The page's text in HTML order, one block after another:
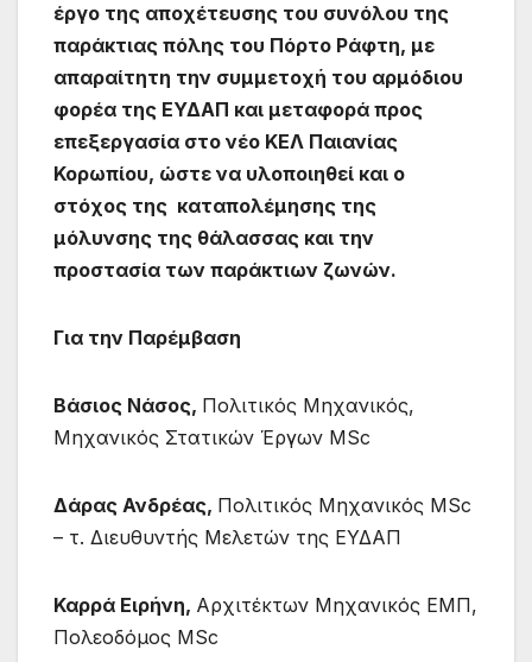
έργο της αποχέτευσης του συνόλου της
παράκτιας πόλης του Πόρτο Ράφτη, με
απαραίτητη την συμμετοχή του αρμόδιου
φορέα της ΕΥΔΑΠ και μεταφορά προς
επεξεργασία στο νέο ΚΕΛ Παιανίας
Κορωπίου, ώστε να υλοποιηθεί και ο
στόχος της καταπολέμησης της
μόλυνσης της θάλασσας και την
προστασία των παράκτιων ζωνών.
Για την Παρέμβαση
Βάσιος Νάσος, Πολιτικός Μηχανικός,
Μηχανικός Στατικών Έργων MSc
Δάρας Ανδρέας, Πολιτικός Μηχανικός MSc
– τ. Διευθυντής Μελετών της ΕΥΔΑΠ
Καρρά Ειρήνη, Αρχιτέκτων Μηχανικός ΕΜΠ,
Πολεοδόμος MSc